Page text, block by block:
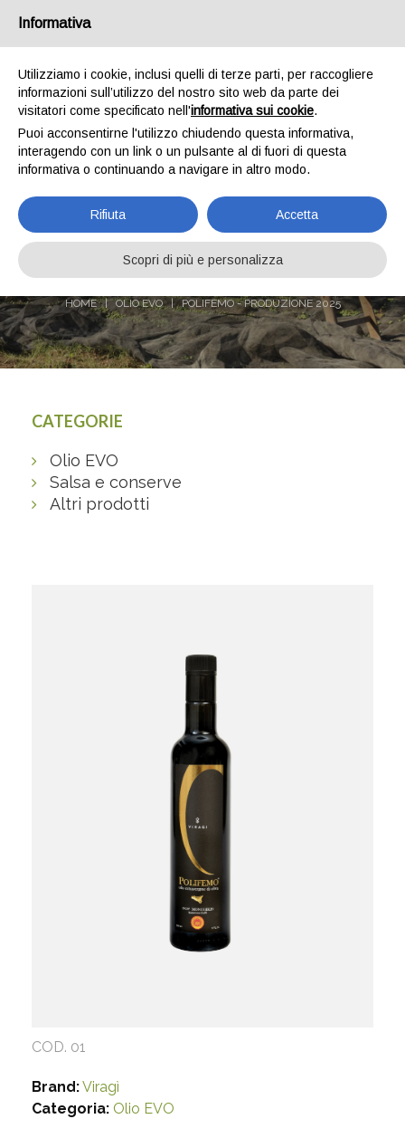
POLIFEMO - PRODUZIONE
2025
HOME OLIO EVO POLIFEMO - PRODUZIONE 2025
CATEGORIE
Olio EVO
Salsa e conserve
Altri prodotti
COD. 01
Brand:Viragì
Categoria: Olio EVO
Informativa
Utilizziamo i cookie, inclusi quelli di terze parti, per raccogliere
informazioni sull’utilizzo del nostro sito web da parte dei
visitatori come specificato nell'informativa sui cookie.
Puoi acconsentirne l'utilizzo chiudendo questa informativa,
interagendo con un link o un pulsante al di fuori di questa
informativa o continuando a navigare in altro modo.
Rifiuta Accetta
Scopri di più e personalizza